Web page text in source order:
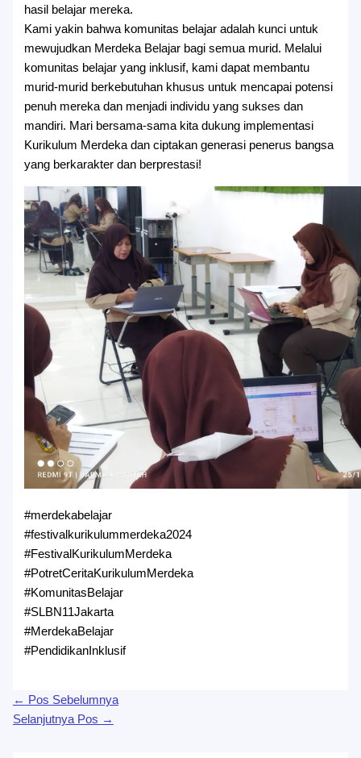
hasil belajar mereka.
Kami yakin bahwa komunitas belajar adalah kunci untuk
mewujudkan Merdeka Belajar bagi semua murid. Melalui
komunitas belajar yang inklusif, kami dapat membantu
murid-murid berkebutuhan khusus untuk mencapai potensi
penuh mereka dan menjadi individu yang sukses dan
mandiri. Mari bersama-sama kita dukung implementasi
Kurikulum Merdeka dan ciptakan generasi penerus bangsa
yang berkarakter dan berprestasi!
#merdekabelajar
#festivalkurikulummerdeka2024
#FestivalKurikulumMerdeka
#PotretCeritaKurikulumMerdeka
#KomunitasBelajar
#SLBN11Jakarta
#MerdekaBelajar
#PendidikanInklusif
← Pos Sebelumnya
Selanjutnya Pos →